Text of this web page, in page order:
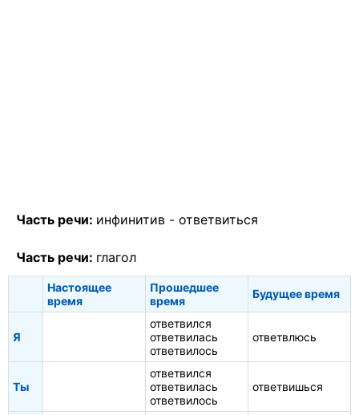
Часть речи: инфинитив - ответвиться
Часть речи: глагол
Настоящее
время
Прошедшее
время
Будущее время
Я
ответвился
ответвилась
ответвилось
ответвлюсь
Ты
ответвился
ответвилась
ответвилось
ответвишься